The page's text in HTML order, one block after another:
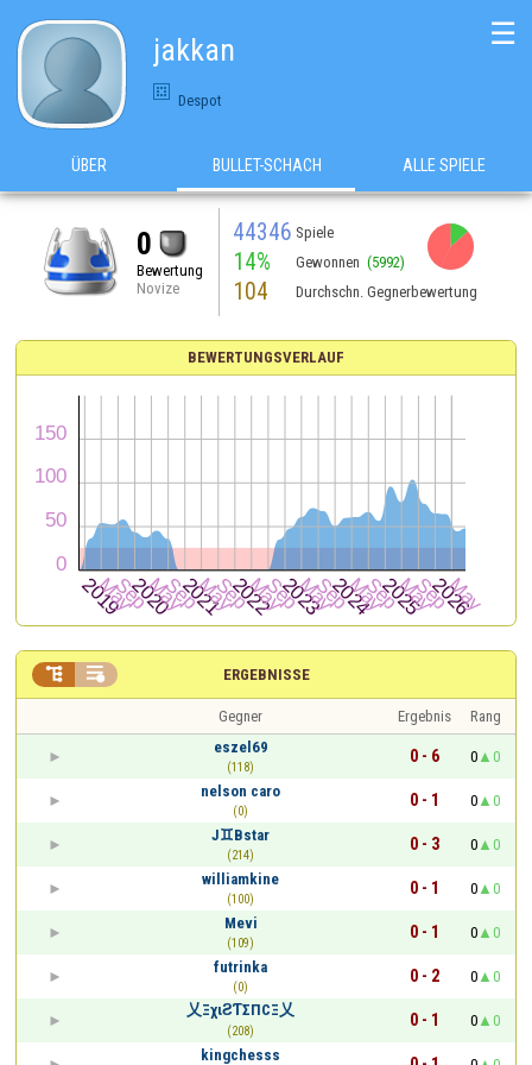
jakkan
Despot
☰
ÜBER BULLET-SCHACH ALLE SPIELE
0
Bewertung
Novize
44346 Spiele
14% Gewonnen (5992)
104 Durchschn. Gegnerbewertung
BEWERTUNGSVERLAUF
ERGEBNISSE
 
Gegner Ergebnis
Rang
eszel69
(118)
0 - 6 0
0
nelson caro
(0)
0 - 1 0
0
J♊Bstar
(214)
0 - 3 0
0
williamkine
(100)
0 - 1 0
0
Mevi
(109)
0 - 1 0
0
futrinka
(0)
0 - 2 0
0
乂ΞχιƧƬΣПCΞ乂
(208)
0 - 1 0
0
kingchesss